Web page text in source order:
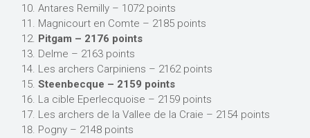
Antares Remilly – 1072 points
Magnicourt en Comte – 2185 points
Pitgam – 2176 points
Delme – 2163 points
Les archers Carpiniens – 2162 points
Steenbecque – 2159 points
La cible Eperlecquoise – 2159 points
Les archers de la Vallee de la Craie – 2154 points
Pogny – 2148 points